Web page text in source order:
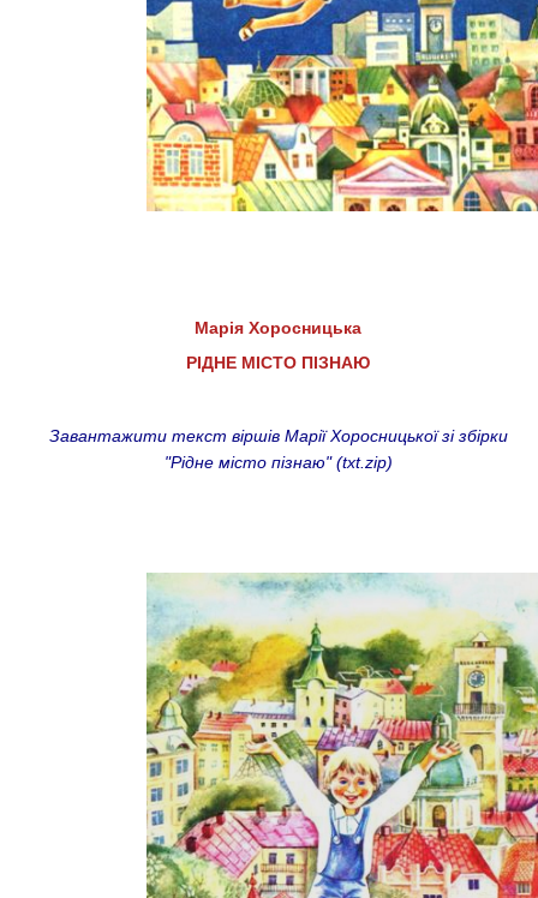
Марія Хоросницька
РІДНЕ МІСТО ПІЗНАЮ
Завантажити текст віршів Марії Хоросницької зі збірки
"Рідне місто пізнаю" (txt.zip)